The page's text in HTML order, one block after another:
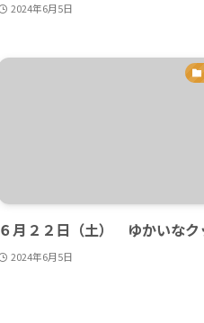
2024年6月5日
６月２２日（土） ゆかいなク
2024年6月5日